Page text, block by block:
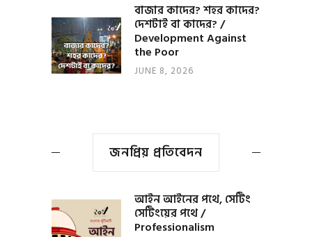
বাজার কাদের? শহর কাদের?
দেশটাই বা কাদের? /
Development Against
the Poor
JUNE 8, 2026
জনপ্রিয় প্রতিবেদন
আইন আইনের পথে, সেটিং
সেটিংয়ের পথে /
Professionalism